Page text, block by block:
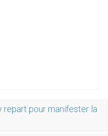
repart pour manifester la